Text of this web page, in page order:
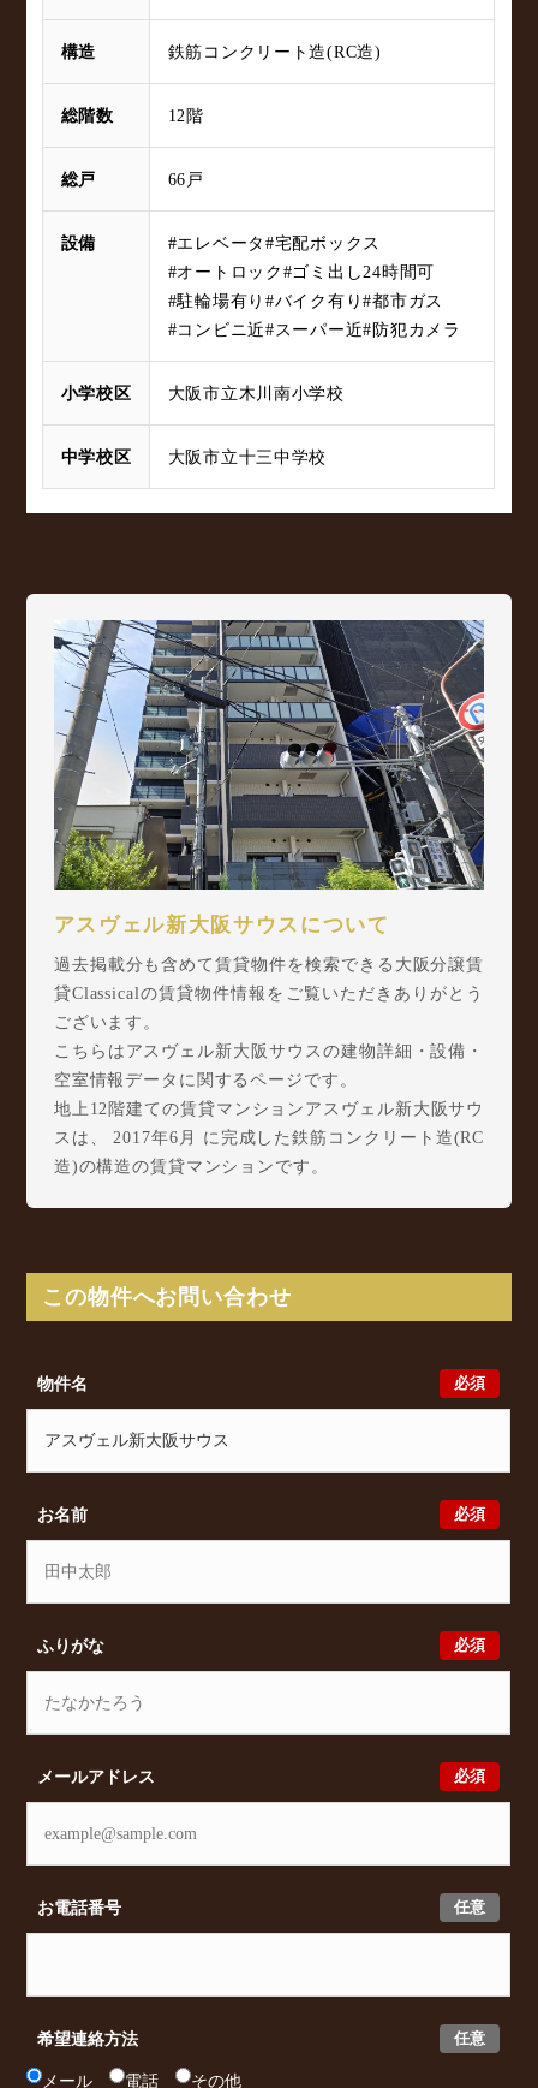
構造 鉄筋コンクリート造(RC造)
総階数 12階
総戸 66戸
設備 #エレベータ#宅配ボックス
#オートロック#ゴミ出し24時間可
#駐輪場有り#バイク有り#都市ガス
#コンビニ近#スーパー近#防犯カメラ
小学校区 大阪市立木川南小学校
中学校区 大阪市立十三中学校
アスヴェル新大阪サウスについて
過去掲載分も含めて賃貸物件を検索できる大阪分譲賃
貸Classicalの賃貸物件情報をご覧いただきありがとう
ございます。
こちらはアスヴェル新大阪サウスの建物詳細・設備・
空室情報データに関するページです。
地上12階建ての賃貸マンションアスヴェル新大阪サウ
スは、 2017年6月 に完成した鉄筋コンクリート造(RC
造)の構造の賃貸マンションです。
駅 徒歩14分 からアクセスが可能となっております。
アスヴェル新大阪サウスの最新の空室状況のご確認を
ンションをお探しでしたら、ぜひ大阪分譲賃貸
Classicalまでお気軽にお問い合わせください。大阪分
及びオンライン相談も受け付けております。また、希
めの賃貸物件をご提案いたします。
この物件へお問い合わせ
必須
物件名
必須
お名前
必須
ふりがな
必須
メールアドレス
任意
お電話番号
任意
希望連絡方法
メール 電話 その他